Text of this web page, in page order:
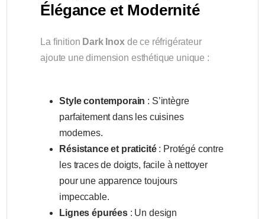
Élégance et Modernité
La finition Dark Inoxde ce réfrigérateur
ajoute une dimension esthétique unique :
Style contemporain : S’intègre
parfaitement dans les cuisines
modernes.
Résistance et praticité: Protégé contre
les traces de doigts, facile à nettoyer
pour une apparence toujours
impeccable.
Lignes épurées: Un design